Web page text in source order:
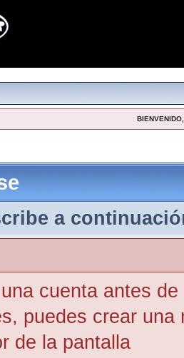
a
cuenta antes
puedes crear
de la pantalla